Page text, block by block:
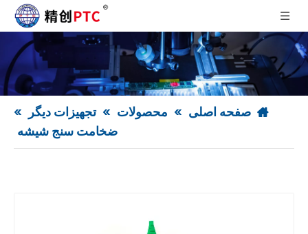
صفحه اصلی » محصولات » تجهیزات دیگر
»
ضخامت سنج شیشه